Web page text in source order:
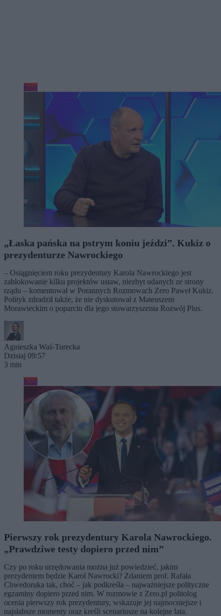
Kraj
„Łaska pańska na pstrym koniu jeździ”. Kukiz o
prezydenturze Nawrockiego
– Osiągnięciem roku prezydentury Karola Nawrockiego jest
zablokowanie kilku projektów ustaw, niezbyt udanych ze strony
rządu – komentował w Porannych Rozmowach Zero Paweł Kukiz.
Polityk zdradził także, że nie dyskutował z Mateuszem
Morawieckim o poparciu dla jego stowarzyszenia Rozwój Plus.
Agnieszka Waś-Turecka
Dzisiaj 09:57
3 min
Kraj
Pierwszy rok prezydentury Karola Nawrockiego.
„Prawdziwe testy dopiero przed nim”
Czy po roku urzędowania można już powiedzieć, jakim
prezydentem będzie Karol Nawrocki? Zdaniem prof. Rafała
Chwedoruka tak, choć – jak podkreśla – najważniejsze polityczne
egzaminy dopiero przed nim. W rozmowie z Zero.pl politolog
ocenia pierwszy rok prezydentury, wskazuje jej najmocniejsze i
najsłabsze momenty oraz kreśli scenariusze na kolejne lata.